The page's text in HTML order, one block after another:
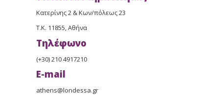
Κατερίνης 2 & Κων/πόλεως 23
Τ.Κ. 11855, Αθήνα
Τηλέφωνο
(+30) 210 4917210
E-mail
athens@londessa.gr